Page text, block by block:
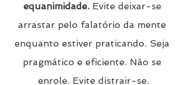
equanimidade. Evite deixar-se
arrastar pelo falatório da mente
enquanto estiver praticando. Seja
pragmático e eficiente. Não se
enrole. Evite distrair-se.